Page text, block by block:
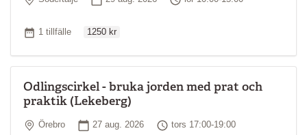
Antal tillfällen
1 tillfälle 1250 kr
Odlingscirkel - bruka jorden med prat och
praktik (Lekeberg)
Plats
Örebro Startdatum
27 aug. 2026 Tid
tors 17:00-19:00